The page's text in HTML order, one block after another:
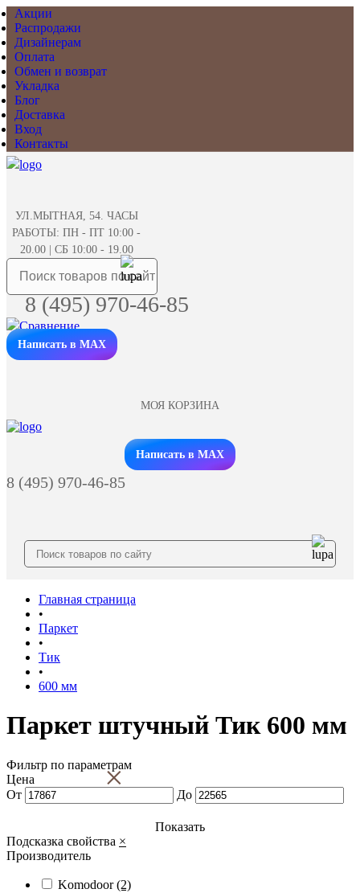
Акции
Распродажи
Дизайнерам
Оплата
Обмен и возврат
Укладка
Блог
Доставка
Вход
Контакты
УЛ.МЫТНАЯ, 54. ЧАСЫ
РАБОТЫ: ПН - ПТ 10:00 -
20.00 | СБ 10:00 - 19.00
8 (495) 970-46-85
Написать в MAX
МОЯ КОРЗИНА
Заказать звонок
Написать в MAX
8 (495) 970-46-85
Главная страница
•
Паркет
•
Тик
•
600 мм
Паркет штучный Тик 600 мм
Фильтр по параметрам
×
Цена
От
До
Показать
Подсказка свойства ×
Производитель
Komodoor(2)